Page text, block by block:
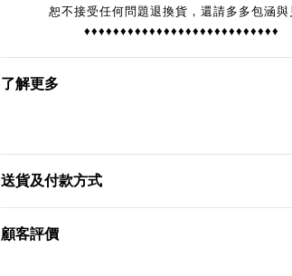
恕不接受任何問題退換貨，還請多多包涵與
♦♦♦♦♦♦♦♦♦♦♦♦♦♦♦♦♦♦♦♦♦♦♦♦♦♦♦
了解更多
送貨及付款方式
顧客評價